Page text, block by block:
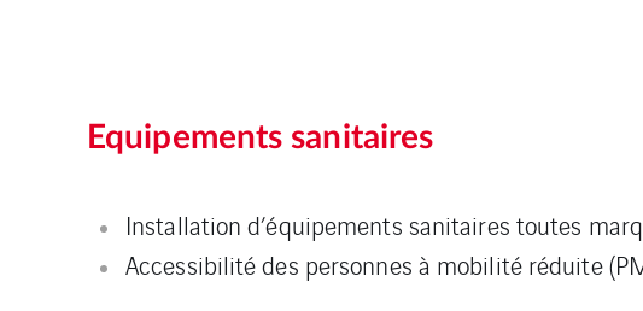
Equipements sanitaires
Installation d’équipements sanitaires toutes
Accessibilité des personnes à mobilité réduite